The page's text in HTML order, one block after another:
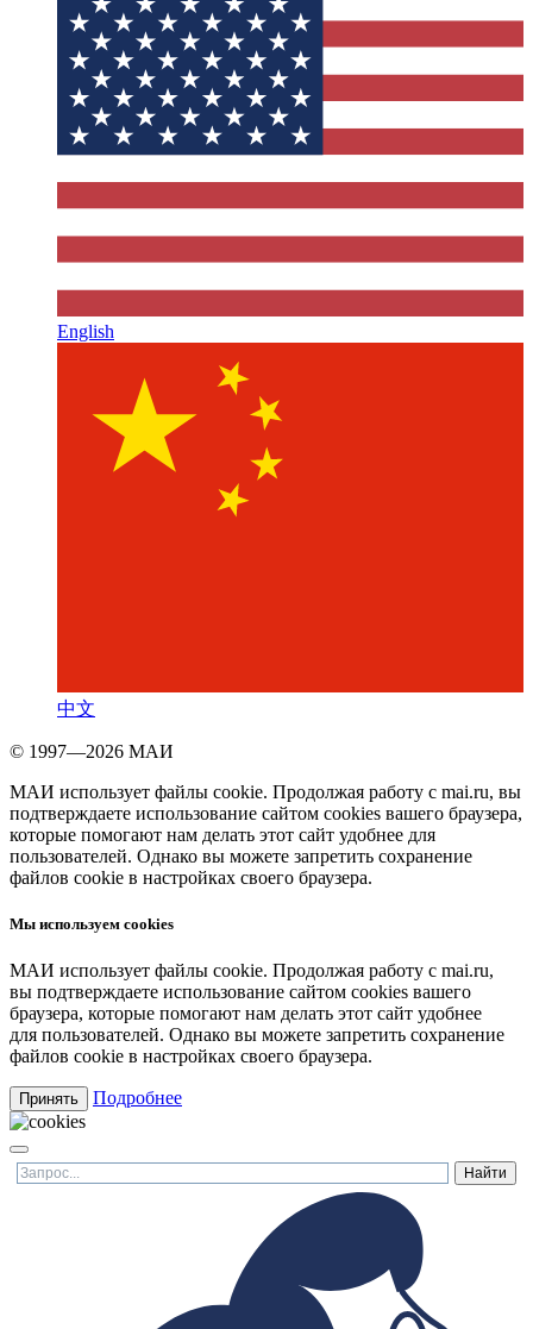
English
中文
© 1997—2026 МАИ
МАИ использует файлы cookie. Продолжая работу с mai.ru, вы
подтверждаете использование сайтом cookies вашего браузера,
которые помогают нам делать этот сайт удобнее для
пользователей. Однако вы можете запретить сохранение
файлов cookie в настройках своего браузера.
Мы используем cookies
МАИ использует файлы cookie. Продолжая работу с mai.ru,
вы подтверждаете использование сайтом cookies вашего
браузера, которые помогают нам делать этот сайт удобнее
для пользователей. Однако вы можете запретить сохранение
файлов cookie в настройках своего браузера.
Принять Подробнее